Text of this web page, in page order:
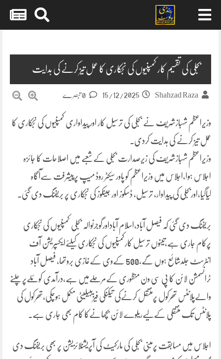
بجلی کی تقسیم کار کمپنیوں کی نجکاری کا عمل تیز کرنے کی ہدایت
Shahzad Raza
15/12/2025
وزیراعظم شہبازشریف نے بجلی کی ترسیل کار اور پیداواری کمپنیوں کی نجکاری کا
عمل تیز کرنے کی ہدایت کردی۔
وزیراعظم شہبازشریف کی زیرصدارت بجلی کےشعبے میں اصلاحات کا جائزہ
اجلاس ہوا،اجلاس میں وزیراعظم کو پاور سیکٹر روڈ میپ پرپیشرفت سےآگاہ
کیاگیا،اوربجلی کی پیداوار، ترسیل، ڈسکوز اور جینکوز کی نجکاری پر بریفنگ دی گئی۔
بریفنگ دی گئی کہ فیصل آباد،اسلام آباداورگوجرنوالہ بجلی کمپنیوں کی نجکاری
پرکام جاری ہے،تینوں ترسیل کارکمپنیوں کی نجکاری کیلئےایکسپریشن آف
انٹرسٹ جلدشائع ہوں گے،500 کےوی کےغازی بروتھا، فیصل آباد
ٹرانسمشن لائن کا پی سی ون منظوری کےمرحلےمیں ہے،درآمدی کوئلےپرچلنے
والےپلانٹس تھرکول پرمنتقل کرنےکی تیکنکی فیزیبیلیٹی مکمل ہوچکی،تھرکول کی
پلانٹس تک منتقلی کےلیےریلوے لائن بچھانےکا کام بھی جاری ہے۔
اجلاس میں مسابقت پرمبنی بجلی کی مارکیٹ کی آپریشنلائزیشن پر بھی بریفنگ دی